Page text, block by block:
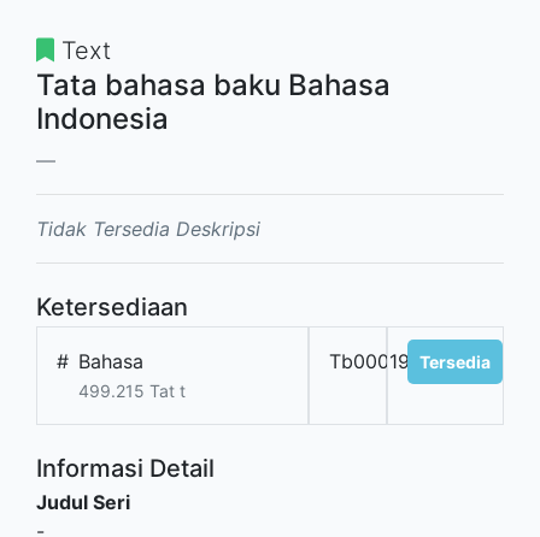
Text
Tata bahasa baku Bahasa
Indonesia
Tidak Tersedia Deskripsi
Ketersediaan
# Bahasa
499.215 Tat t
Tb00019bindo
Tersedia
Informasi Detail
Judul Seri
-